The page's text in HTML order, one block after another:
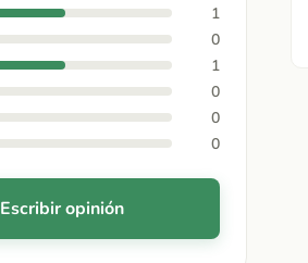
1
0
1
0
0
0
Escribir opinión